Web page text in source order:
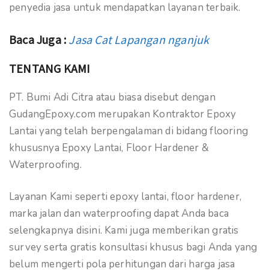
penyedia jasa untuk mendapatkan layanan terbaik.
Baca Juga : Jasa Cat Lapangan nganjuk
TENTANG KAMI
PT. Bumi Adi Citra atau biasa disebut dengan
GudangEpoxy.com merupakan Kontraktor Epoxy
Lantai yang telah berpengalaman di bidang flooring
khususnya Epoxy Lantai, Floor Hardener &
Waterproofing.
Layanan Kami seperti epoxy lantai, floor hardener,
marka jalan dan waterproofing dapat Anda baca
selengkapnya disini. Kami juga memberikan gratis
survey serta gratis konsultasi khusus bagi Anda yang
belum mengerti pola perhitungan dari harga jasa